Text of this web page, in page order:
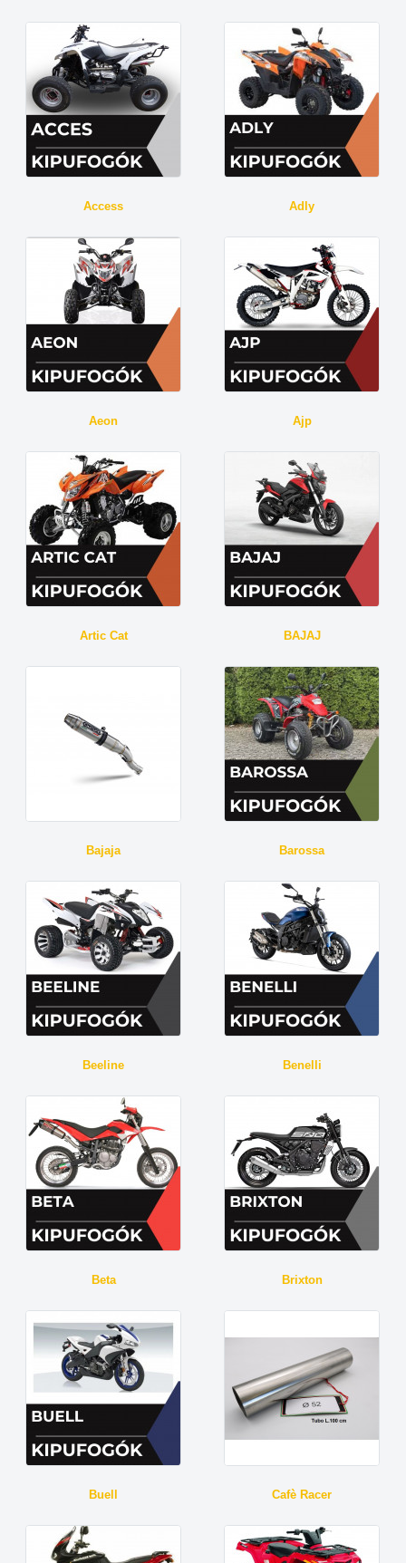
Access Adly
Aeon Ajp
Artic Cat BAJAJ
Bajaja Barossa
Beeline Benelli
Beta Brixton
Buell Cafè Racer